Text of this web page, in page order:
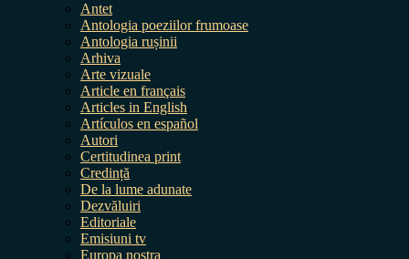
Antet
Antologia poeziilor frumoase
Antologia rușinii
Arhiva
Arte vizuale
Article en français
Articles in English
Artículos en español
Autori
Certitudinea print
Credință
De la lume adunate
Dezvăluiri
Editoriale
Emisiuni tv
Europa nostra